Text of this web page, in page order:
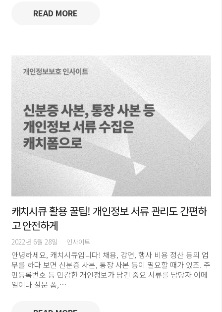
READ MORE
캐치시큐 활용 꿀팁! 개인정보 서류 관리도 간편하
고 안전하게
2022년 6월 28일 인사이트
안녕하세요, 캐치시큐입니다! 채용, 강연, 행사 비용 정산 등의 업
무를 하다 보면 신분증 사본, 통장 사본 등이 필요할 때가 있죠. 주
민등록번호 등 민감한 개인정보가 담긴 중요 서류를 담당자 이메
일이나 설문 폼,…